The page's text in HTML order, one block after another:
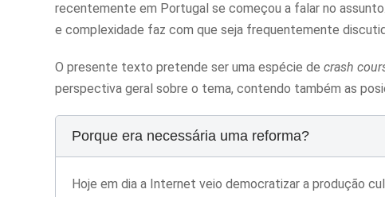
recentemente em Portugal se começou a falar no
e complexidade faz com que seja frequentemente
O presente texto pretende ser uma espécie de crash
perspectiva geral sobre o tema, contendo também as
Porque era necessária uma reforma?
Hoje em dia a Internet veio democratizar a produção